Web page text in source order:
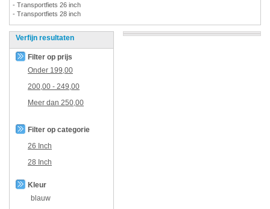
- Transportfiets 26 inch
- Transportfiets 28 inch
Verfijn resultaten
Filter op prijs
Onder 199,00
200,00 - 249,00
Meer dan 250,00
Filter op categorie
26 Inch
28 Inch
Kleur
blauw